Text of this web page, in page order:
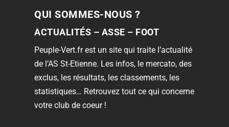
QUI SOMMES-NOUS ?
ACTUALITÉS – ASSE – FOOT
Peuple-Vert.fr est un site qui traite l’actualité
de l’AS St-Etienne. Les infos, le mercato, des
exclus, les résultats, les classements, les
statistiques… Retrouvez tout ce qui concerne
votre club de coeur !